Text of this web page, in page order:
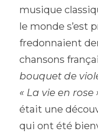
musique
le monde s’est
fredonnaient
chansons
bouquet de
« La vie en rose
était une
qui ont été